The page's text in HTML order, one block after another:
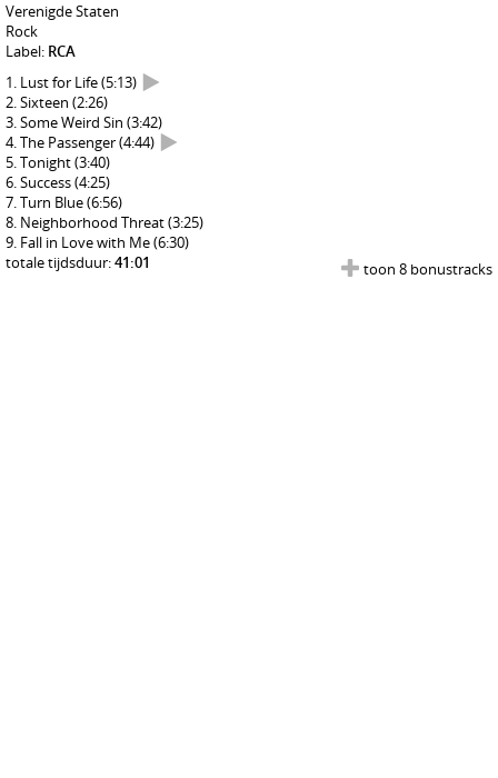
Verenigde Staten
Rock
Label: RCA
Lust for Life(5:13)
Sixteen (2:26)
Some Weird Sin (3:42)
The Passenger(4:44)
Tonight(3:40)
Success(4:25)
Turn Blue(6:56)
Neighborhood Threat(3:25)
Fall in Love with Me(6:30)
toon 8 bonustracks
totale tijdsduur:41:01